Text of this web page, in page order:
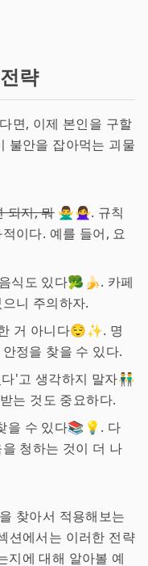
략
면, 이제 본인을 구할
안을 잡아먹는 괴물
되지, 뭐🙅‍♂️🙅‍♀️. 규칙
이다. 예를 들어, 요
식도 있다🥦🍌. 카페
니 주의하자.
거 아니다😌✨. 명
정을 찾을 수 있다.
'고 생각하지 말자👬
는 것도 중요하다.
을 수 있다📚💡. 다
청하는 것이 더 나
찾아서 적용해보는
션에서는 이러한 전략
지에 대해 알아볼 예